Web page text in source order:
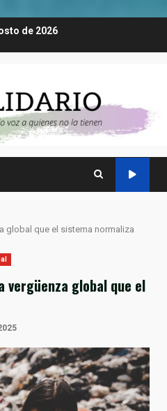
de 2026
global que el sistema normaliza
global que el